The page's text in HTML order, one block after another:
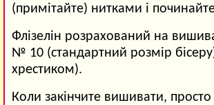
(примітайте) нитками і
Флізелін розрахований на
№ 10 (стандартний розмір
хрестиком).
Коли закінчите вишивати,